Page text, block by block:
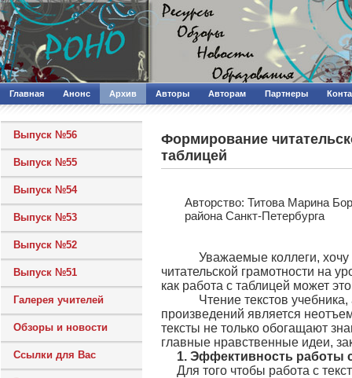
Главная Анонс Архив Авторы Авторам Партнеры
Выпуск №56
Выпуск №55
Выпуск №54
Выпуск №53
Выпуск №52
Выпуск №51
Галерея учителей
Обзоры и новости
Ссылки для Вас
Формирование
таблицей
Авторcтво: Титова Марина
района Санкт-Петербурга
Уважаемые коллеги, хочу
читательской грамотности на
как работа с таблицей может
Чтение текстов учебника,
произведений является
тексты не только обогащают
главные нравственные идеи,
1. Эффективность работы
Для того чтобы работа с